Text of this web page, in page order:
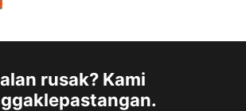
rusak? Kami